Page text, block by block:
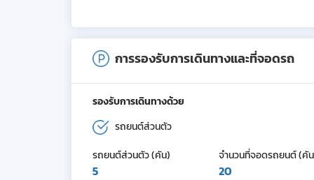
การรองรับการเดินทางและที่จอดรถ
รองรับการเดินทางด้วย
รถยนต์ส่วนตัว
รถยนต์ส่วนตัว (คัน)
5
จำนวนที่จอดรถยนต์ (คั
20